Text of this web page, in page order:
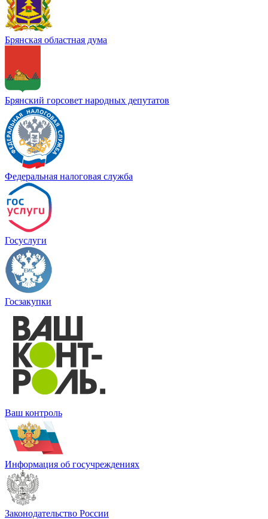
Брянская областная дума
Брянский горсовет народных депутатов
Федеральная налоговая служба
Госуслуги
Госзакупки
Ваш контроль
Информация об госучреждениях
Законодательство России